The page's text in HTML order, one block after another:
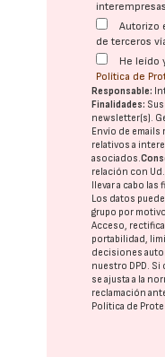
Autorizo
de terceros
He leído
Política de
Responsable:
Finalidades:
newsletter(s).
Envío de emails
relativos a
asociados.
relación con
llevar a cabo
Los datos
grupo por
Acceso,
portabilidad,
decisiones
nuestro DPD. Si
se ajusta a la
reclamación
Política de